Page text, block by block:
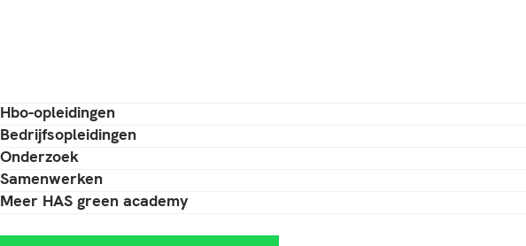
Hbo-opleidingen
Bedrijfsopleidingen
Onderzoek
Samenwerken
Meer HAS green academy